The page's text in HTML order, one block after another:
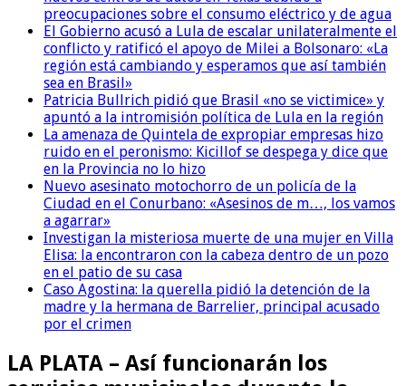
preocupaciones sobre el consumo eléctrico y de agua
El Gobierno acusó a Lula de escalar unilateralmente el
conflicto y ratificó el apoyo de Milei a Bolsonaro: «La
región está cambiando y esperamos que así también
sea en Brasil»
Patricia Bullrich pidió que Brasil «no se victimice» y
apuntó a la intromisión política de Lula en la región
La amenaza de Quintela de expropiar empresas hizo
ruido en el peronismo: Kicillof se despega y dice que
en la Provincia no lo hizo
Nuevo asesinato motochorro de un policía de la
Ciudad en el Conurbano: «Asesinos de m…, los vamos
a agarrar»
Investigan la misteriosa muerte de una mujer en Villa
Elisa: la encontraron con la cabeza dentro de un pozo
en el patio de su casa
Caso Agostina: la querella pidió la detención de la
madre y la hermana de Barrelier, principal acusado
por el crimen
LA PLATA – Así funcionarán los